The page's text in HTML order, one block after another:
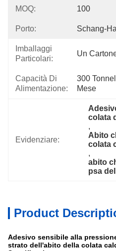
MOQ: 100
Porto: Schang-
Imballaggi
Particolari:
Un
Capacità Di
Alimentazione:
300
Mese
Evidenziare:
colata
,
Abito
colata
,
abito
psa
Product
Adesivo sensibile alla
strato dell'abito della colata